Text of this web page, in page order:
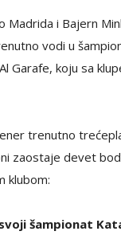
Madrida i Bajern
vodi u
Garafe, koju sa
trenutno
zaostaje devet
klubom:
šampionat